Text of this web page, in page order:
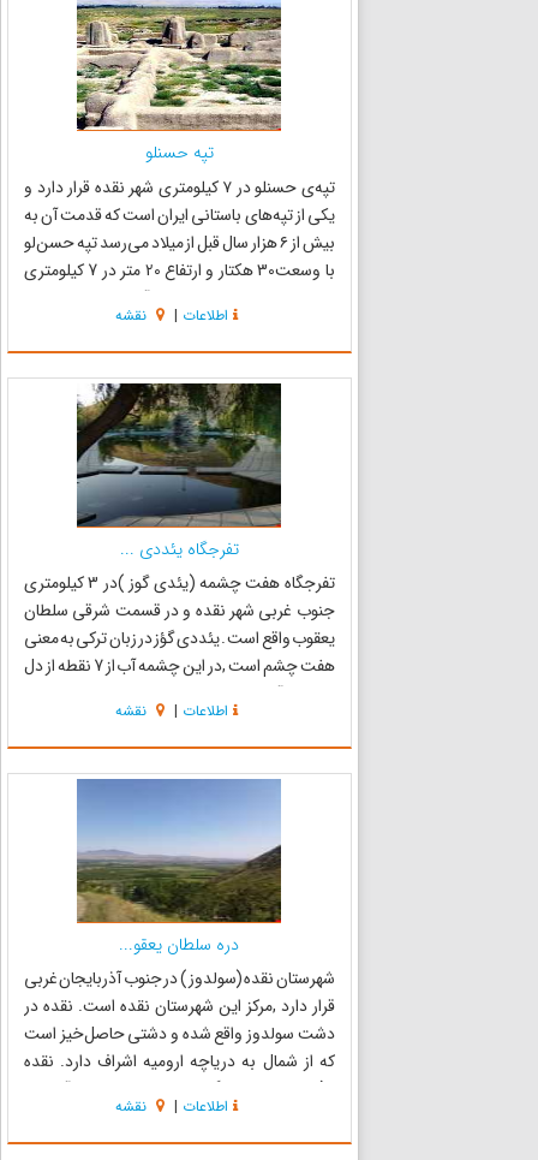
تپه حسنلو
تپه‌ی حسنلو در ۷ کیلومتری شهر نقده قرار دارد و
یکی از تپه‌های باستانی ایران است که قدمت آن به
بیش از ۶ هزار سال قبل از میلاد می‌رسد تپه حسن‌لو
با وسعت30 هکتار و ارتفاع 20 متر در 7 کیلومتری
شمال شرق شهر نقده در استان آذربایجان غربی و در
کنار روستای حسن لو واقع شده است. جام بزرگ
طلایی ح...
اطلاعات | نقشه
تفرجگاه یئددی ...
تفرجگاه هفت چشمه (یئدی گوز )در 3 کیلومتری
جنوب غربی شهر نقده و در قسمت شرقی سلطان
یعقوب واقع است . یئددی گؤز در زبان ترکی به معنی
هفت چشم است ,در این چشمه آب از 7 نقطه از دل
کوه کنار آن جاری می‌شود و یک چشمه با صفا را
تشکیل می‌دهد. گفته می‌شود در گذشته طعم و مزه
هر چشم و آب جوشان هر ی...
اطلاعات | نقشه
دره سلطان یعقو...
شهرستان نقده (سولدوز) در جنوب آذربایجان غربی
قرار دارد ,مرکز این شهرستان نقده است. نقده در
دشت سولدوز واقع شده و دشتی حاصل‌خیز است
که از شمال به دریاچه ارومیه اشراف دارد. نقده
باغ‌های سیب و انگور زیادی دارد,در اوایل آبادانی
این سرزمین برنج یکی از عمده محصولات زیر کشت
آن بوده است. ...
اطلاعات | نقشه